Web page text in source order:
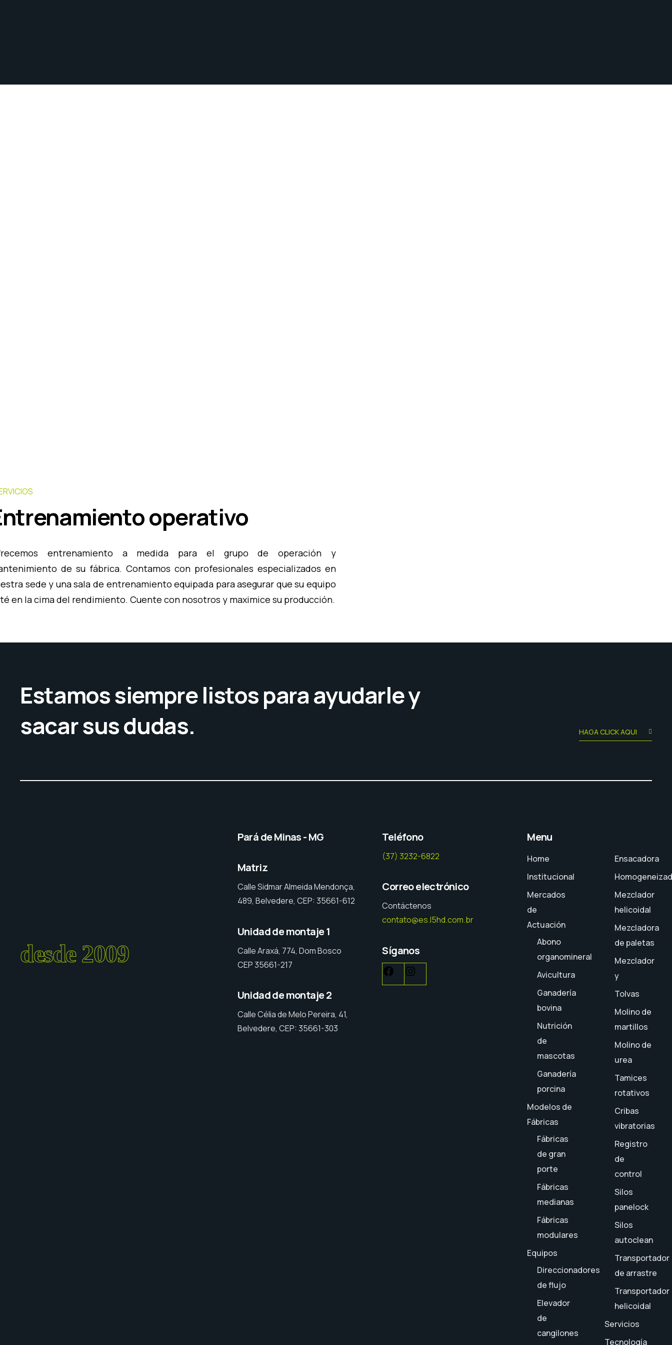
operativo
entrenamiento a medida para el grupo de operación y
de su fábrica. Contamos con profesionales especializados en
sede y una sala de entrenamiento equipada para asegurar que su equipo
en la cima del rendimiento. Cuente con nosotros y maximice su producción.
Estamos siempre listos para ayudarle y
sacar sus dudas.
HAGA CLICK AQUI
desde 2009
Pará de Minas - MG
Matriz
Calle Sidmar Almeida Mendonça,
489, Belvedere, CEP: 35661-612
Unidad de montaje 1
Calle Araxá, 774, Dom Bosco
CEP 35661-217
Unidad de montaje 2
Calle Célia de Melo Pereira, 41,
Belvedere, CEP: 35661-303
Teléfono
(37) 3232-6822
Correo electrónico
Contáctenos
contato@es.l5hd.com.br
Síganos
Facebook
Menu
Home
Institucional
Mercados
de
Actuación
Abono
organomineral
Avicultura
Ganadería
bovina
Nutrición
de
mascotas
Ganadería
porcina
Modelos de
Fábricas
Fábricas
de gran
porte
Fábricas
medianas
Fábricas
modulares
Equipos
Direccionadores
de flujo
Elevador
de
cangilones
Ensacadora
Mezclador
helicoidal
Mezcladora
de paletas
Mezclador
y
Tolvas
Molino de
martillos
Molino de
urea
Tamices
rotativos
Cribas
vibratorias
Registro
de
control
Silos
panelock
Silos
autoclean
Transportador
de arrastre
Transportador
helicoidal
Servicios
Tecnología